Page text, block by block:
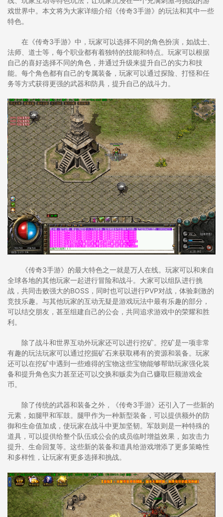
戏世界中。本文将为大家详细介绍《传奇3手游》的玩法和其中一些
特色。
在《传奇3手游》中，玩家可以选择不同的角色扮演，如战士、
法师、道士等，每个职业都有着独特的技能和特点。玩家可以根据
自己的喜好选择不同的角色，并通过升级来提升自己的实力和技
能。每个角色都有自己的专属装备，玩家可以通过探险、打怪和任
务等方式获得更强的武器和防具，提升自己的战斗力。
《传奇3手游》的最大特色之一就是万人在线。玩家可以和来自
全球各地的其他玩家一起进行冒险和战斗。大家可以组队进行挑
战，共同击败强大的BOSS，同时也可以进行PVP对战，体验刺激的
竞技乐趣。与其他玩家的互动无疑是游戏玩法中最有乐趣的部分，
可以结交朋友，甚至组建自己的公会，共同追求游戏中的荣耀和胜
利。
除了战斗和世界互动外玩家还可以进行挖矿。挖矿是一项非常
有趣的玩法玩家可以通过挖掘矿石来获取稀有的资源和装备。玩家
还可以在挖矿中遇到一些难得的宝物这些宝物能够帮助玩家强化装
备和提升角色实力甚至还可以交换和贩卖为自己赚取巨额游戏金
币。
除了传统的武器和装备之外，《传奇3手游》还引入了一些新的
元素，如腿甲和军鼓。腿甲作为一种新型装备，可以提供额外的防
御和生命值加成，使玩家在战斗中更加坚韧。军鼓则是一种特殊的
道具，可以提供给整个队伍或公会的成员临时增益效果，如攻击力
提升、生命回复等。这些新的装备和道具给游戏增添了更多策略性
和多样性，让玩家有更多选择和挑战。